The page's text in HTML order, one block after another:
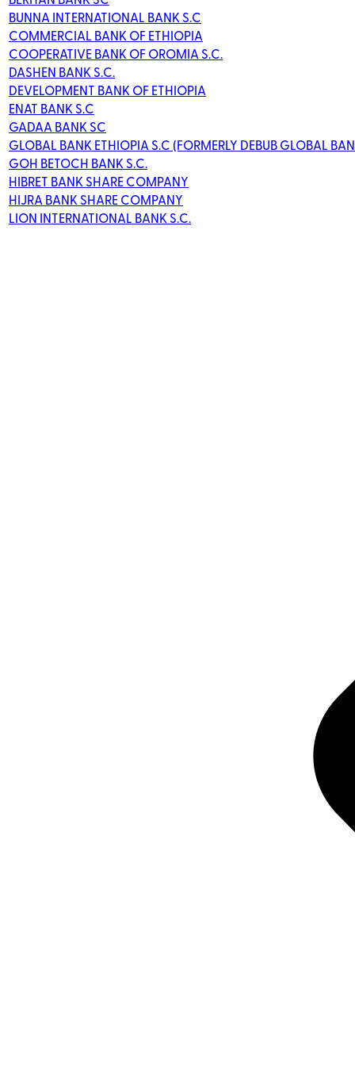
BUNNA INTERNATIONAL BANK S.C
COMMERCIAL BANK OF ETHIOPIA
COOPERATIVE BANK OF OROMIA S.C.
DASHEN BANK S.C.
DEVELOPMENT BANK OF ETHIOPIA
ENAT BANK S.C
GADAA BANK SC
GLOBAL BANK ETHIOPIA S.C (FORMERLY DEBUB GLOBAL
GOH BETOCH BANK S.C.
HIBRET BANK SHARE COMPANY
HIJRA BANK SHARE COMPANY
LION INTERNATIONAL BANK S.C.